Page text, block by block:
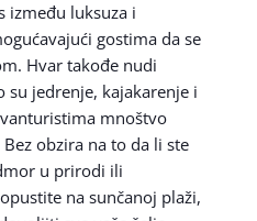
između luksuza i
gostima da se
Hvar takođe nudi
su jedrenje, kajakarenje i
mnoštvo
obzira na to da li ste
u prirodi ili
na sunčanoj plaži,